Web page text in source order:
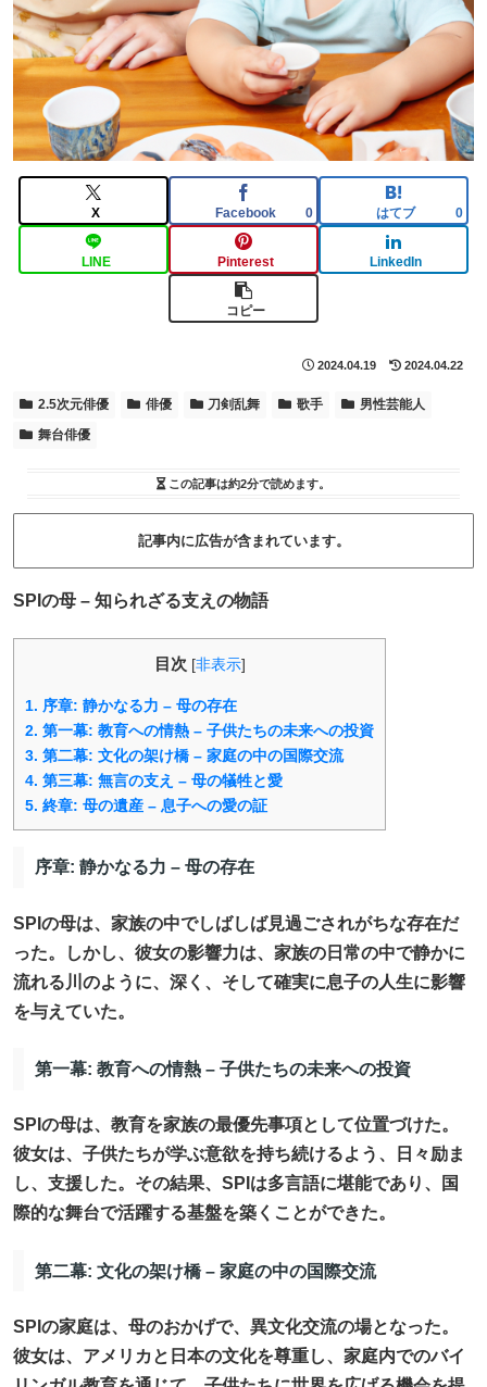
X Facebook 0 はてブ 0
LINE Pinterest LinkedIn
コピー
2024.04.19 2024.04.22
2.5次元俳優 俳優 刀剣乱舞 歌手
男性芸能人
舞台俳優
この記事は約2分で読めます。
記事内に広告が含まれています。
SPIの母 – 知られざる支えの物語
目次 [非表示]
1. 序章: 静かなる力 – 母の存在
2. 第一幕: 教育への情熱 – 子供たちの未来への投資
3. 第二幕: 文化の架け橋 – 家庭の中の国際交流
4. 第三幕: 無言の支え – 母の犠牲と愛
5. 終章: 母の遺産 – 息子への愛の証
序章: 静かなる力 – 母の存在
SPIの母は、家族の中でしばしば見過ごされがちな存在だ
った。しかし、彼女の影響力は、家族の日常の中で静かに
流れる川のように、深く、そして確実に息子の人生に影響
を与えていた。
第一幕: 教育への情熱 – 子供たちの未来への投資
SPIの母は、教育を家族の最優先事項として位置づけた。
彼女は、子供たちが学ぶ意欲を持ち続けるよう、日々励ま
し、支援した。その結果、SPIは多言語に堪能であり、国
際的な舞台で活躍する基盤を築くことができた。
第二幕: 文化の架け橋 – 家庭の中の国際交流
SPIの家庭は、母のおかげで、異文化交流の場となった。
彼女は、アメリカと日本の文化を尊重し、家庭内でのバイ